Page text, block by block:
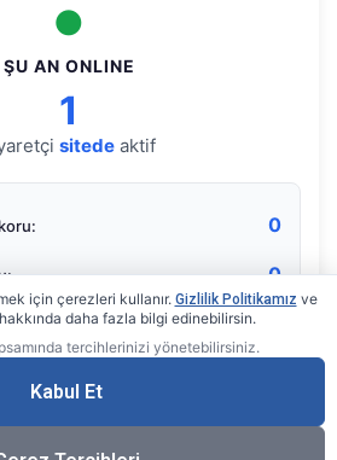
●
ŞU AN ONLINE
1
sitede aktif
0
0
Gerçek zamanlı sayaç
için çerezleri kullanır. Gizlilik Politikamız ve
hakkında daha fazla bilgi edinebilirsin.
tercihlerinizi yönetebilirsiniz.
Kabul Et